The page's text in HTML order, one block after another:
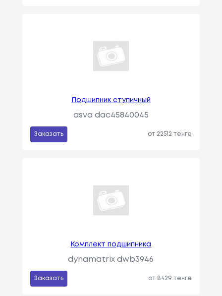
Подшипник ступичный
asva dac45840045
Заказать от 22512 тенге
Комплект подшипника
dynamatrix dwb3946
Заказать от 8429 тенге